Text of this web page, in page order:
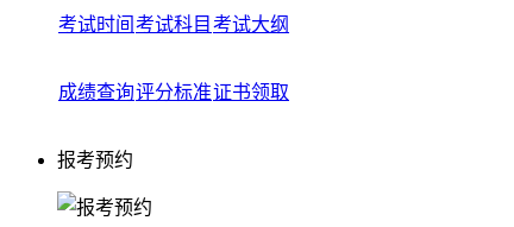
考试时间 考试科目 考试大纲
成绩查询评分标准证书领取
报考预约